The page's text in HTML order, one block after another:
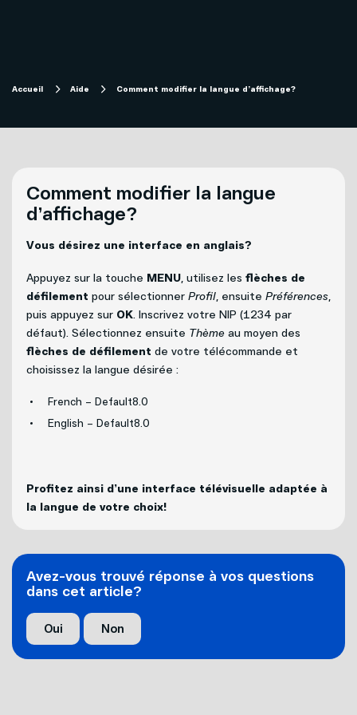
Mobilité
Téléphonie
Compte et facturation
Télévision
Internet
Téléphonie
Mon Sogetel
Nouvelles adresses
Projets cellulaires
Carrières
Nous joindre
Accueil Aide Comment modifier la langue d’affichage?
Comment modifier la langue
d’affichage?
Vous désirez une interface en anglais?
Appuyez sur la touche MENU, utilisez les flèches de
défilement pour sélectionner Profil, ensuite Préférences,
puis appuyez sur OK. Inscrivez votre NIP (1234 par
défaut). Sélectionnez ensuite Thème au moyen des
flèches de défilement de votre télécommande et
choisissez la langue désirée :
French – Default8.0
English – Default8.0
Profitez ainsi d’une interface télévisuelle adaptée à
la langue de votre choix!
Avez-vous trouvé réponse à vos questions
dans cet article?
Oui Non